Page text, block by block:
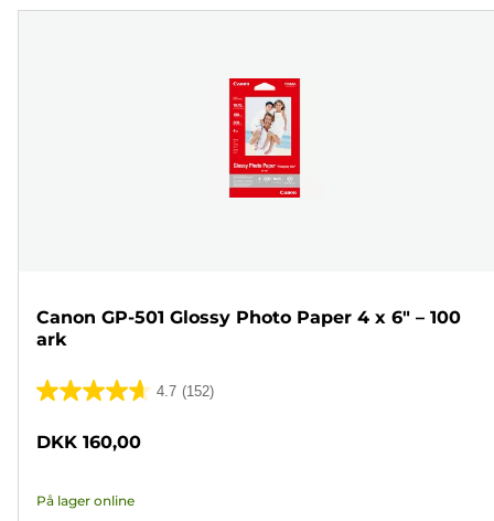
Canon GP-501 Glossy Photo Paper 4 x 6" – 100
ark
4.7 (152)
4.7
stjerner.
DKK 160,00
På lager online